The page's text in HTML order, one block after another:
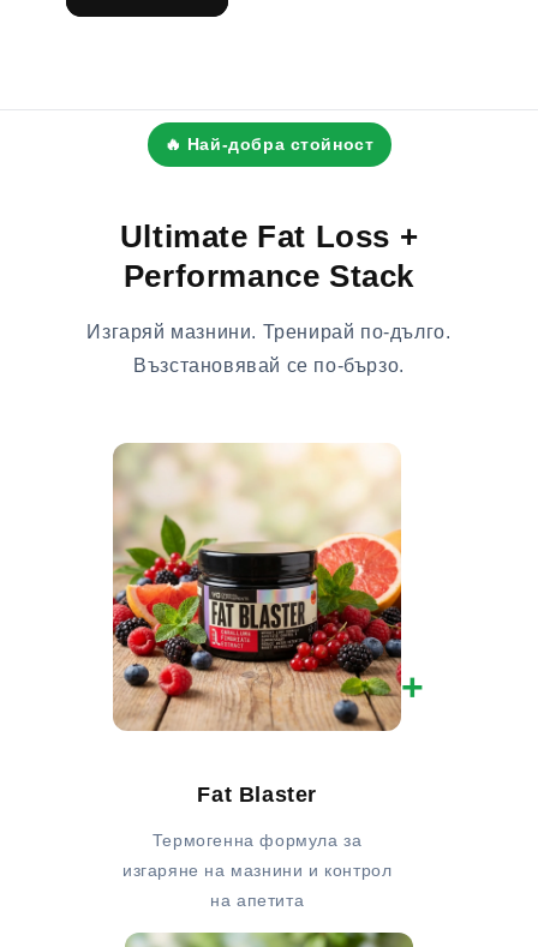
🔥 Най-добра стойност
Ultimate Fat Loss +
Performance Stack
Изгаряй мазнини. Тренирай по-дълго.
Възстановявай се по-бързо.
Fat Blaster
Термогенна формула за
изгаряне на мазнини и контрол
на апетита
+